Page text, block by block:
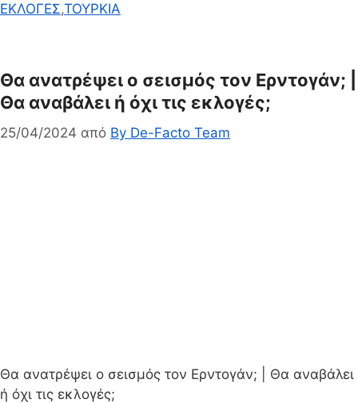
ΕΚΛΟΓΕΣ,ΤΟΥΡΚΙΑ
Θα ανατρέψει ο σεισμός τον Ερντογάν; |
Θα αναβάλει ή όχι τις εκλογές;
25/04/2024 από By De-Facto Team
Θα ανατρέψει ο σεισμός τον Ερντογάν; | Θα αναβάλει
ή όχι τις εκλογές;